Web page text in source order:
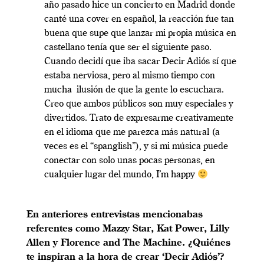
año pasado hice un concierto en Madrid donde
canté una cover en español, la reacción fue tan
buena que supe que lanzar mi propia música en
castellano tenía que ser el siguiente paso.
Cuando decidí que iba sacar Decir Adiós sí que
estaba nerviosa, pero al mismo tiempo con
mucha ilusión de que la gente lo escuchara.
Creo que ambos públicos son muy especiales y
divertidos. Trato de expresarme creativamente
en el idioma que me parezca más natural (a
veces es el “spanglish”), y si mi música puede
conectar con solo unas pocas personas, en
cualquier lugar del mundo, I’m happy
En anteriores entrevistas mencionabas
referentes como Mazzy Star, Kat Power, Lilly
Allen y Florence and The Machine. ¿Quiénes
te inspiran a la hora de crear ‘Decir Adiós’?